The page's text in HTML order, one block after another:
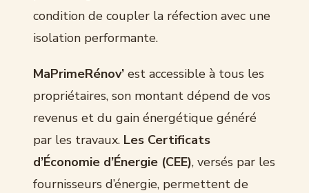
condition de coupler la réfection avec une
isolation performante.
MaPrimeRénov’ est accessible à tous les
propriétaires, son montant dépend de vos
revenus et du gain énergétique généré
par les travaux. Les Certificats
d’Économie d’Énergie (CEE), versés par les
fournisseurs d’énergie, permettent de